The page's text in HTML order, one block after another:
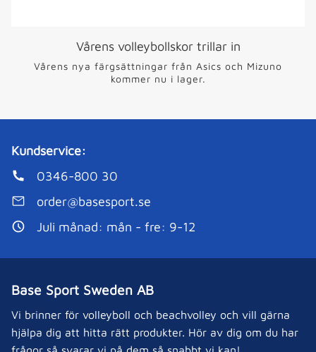
Vårens volleybollskor trillar in
Vårens nya färgsättningar från Asics och Mizuno
kommer nu i lager.
Kundservice:
0346-800 30
order@basesport.se
Juli månad: mån - fre: 9-12
Base Sport Sweden AB
Vi brinner för volleyboll och beachvolley och vill gärna
hjälpa dig att hitta rätt produkter. Hör av dig om du har